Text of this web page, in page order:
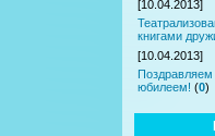
[10.04.2013]
книгами
[10.04.2013]
юбилеем! (0)